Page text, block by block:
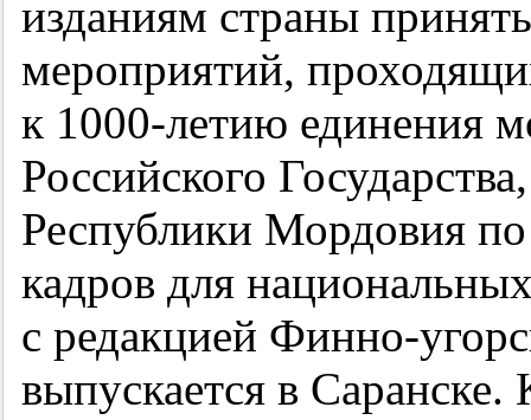
изданиям страны
мероприятий,
к 1000-летию единения
Российского
Республики Мордовия
кадров для
с редакцией Финно-
выпускается в